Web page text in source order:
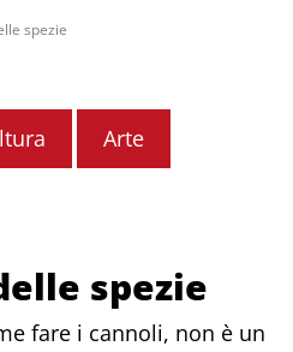
spezie
Arte
spezie
fare i cannoli, non è un